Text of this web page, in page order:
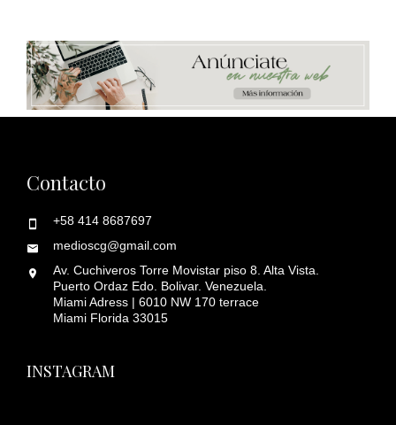
Contacto
+58 414 8687697
medioscg@gmail.com
Av. Cuchiveros Torre Movistar piso 8. Alta Vista.
Puerto Ordaz Edo. Bolivar. Venezuela.
Miami Adress | 6010 NW 170 terrace
Miami Florida 33015
INSTAGRAM